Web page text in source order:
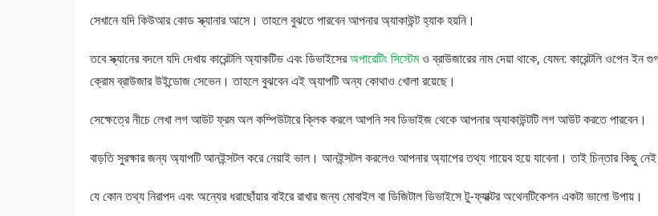
সেখানে যদি কিউআর কোড স্ক্যানার আসে। তাহলে বুঝতে পারবেন আপনার অ্যাকাউন্ট হ্যাক হয়নি।
তবে স্ক্যানের বদলে যদি দেখায় কারেন্টলি অ্যাকটিভ এবং ডিভাইসেরঅপারেটিং সিস্টেমও ব্রাউজারের নাম দেয়া থাকে, যেমন: কারেন্টলি ওপেন ইন
ক্রোম ব্রাউজার উইন্ডোজ সেভেন। তাহলে বুঝবেন এই অ্যাপটি অন্য কোথাও খোলা রয়েছে।
সেক্ষেত্রে নীচে লেখা লগ আউট ফ্রম অল কম্পিউটারে ক্লিক করলে আপনি সব ডিভাইজ থেকে আপনার অ্যাকাউন্টটি লগ আউট করতে পারবেন।
বাড়তি সুরক্ষার জন্য অ্যাপটি আনইন্সটল করে নেয়াই ভাল। আনইন্সটল করলেও আপনার অ্যাপের তথ্য গায়েব হয়ে যাবেনা। তাই চিন্তার কিছু
যে কোন তথ্য নিরাপদ এবং অন্যের ধরাছোঁয়ার বাইরে রাখার জন্য মোবাইল বা ডিজিটাল ডিভাইসে টু-ফ্যাক্টর অথেনটিকেশন একটা ভালো উপায়।